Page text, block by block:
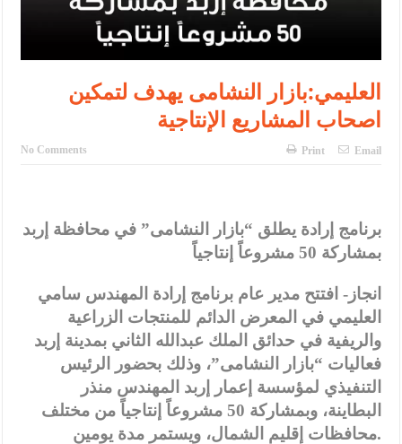
الملك يتلقى اتصالا هاتفيا من العاهل البحريني
العليمي:بازار النشامى يهدف لتمكين
اصحاب المشاريع الإنتاجية
No Comments Print Email
برنامج إرادة يطلق “بازار النشامى” في محافظة إربد
بمشاركة 50 مشروعاً إنتاجياً
انجاز- افتتح مدير عام برنامج إرادة المهندس سامي
العليمي في المعرض الدائم للمنتجات الزراعية
والريفية في حدائق الملك عبدالله الثاني بمدينة إربد
فعاليات “بازار النشامى”، وذلك بحضور الرئيس
التنفيذي لمؤسسة إعمار إربد المهندس منذر
البطاينة، وبمشاركة 50 مشروعاً إنتاجياً من مختلف
محافظات إقليم الشمال، ويستمر مدة يومين.